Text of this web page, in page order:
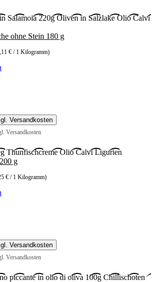
ohne Stein 180 g
€ / 1 Kilogramm)
Versandkosten
Versandkosten
g
€ / 1 Kilogramm)
Versandkosten
Versandkosten